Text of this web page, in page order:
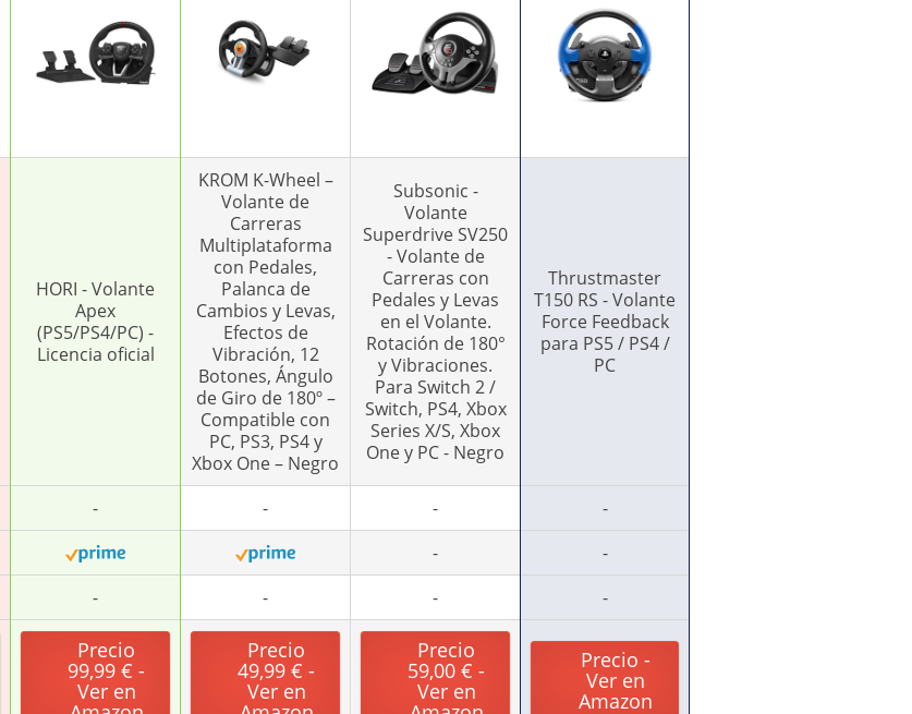
HORI - Volante
Apex
(PS5/PS4/PC) -
Licencia oficial
KROM K-Wheel –
Volante de
Carreras
Multiplataforma
con Pedales,
Palanca de
Cambios y Levas,
Efectos de
Vibración, 12
Botones, Ángulo
de Giro de 180º –
Compatible con
PC, PS3, PS4 y
Xbox One – Negro
Subsonic -
Volante
Superdrive SV250
- Volante de
Carreras con
Pedales y Levas
en el Volante.
Rotación de 180°
y Vibraciones.
Para Switch 2 /
Switch, PS4, Xbox
Series X/S, Xbox
One y PC - Negro
Thrustmaster
T150 RS - Volante
Force Feedback
para PS5 / PS4 /
PC
- - -
-
-
-
- - - -
Precio
99,99 € -
Ver en
Precio
49,99 € -
Ver en
Precio
59,00 € -
Ver en
Precio -
Ver en
Amazon